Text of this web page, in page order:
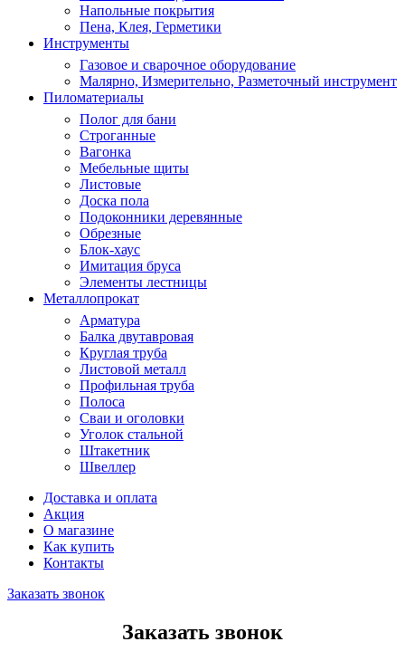
Напольные покрытия
Пена, Клея, Герметики
Инструменты
Газовое и сварочное оборудование
Малярно, Измерительно, Разметочный инструмент
Пиломатериалы
Полог для бани
Строганные
Вагонка
Мебельные щиты
Листовые
Доска пола
Подоконники деревянные
Обрезные
Блок-хаус
Имитация бруса
Элементы лестницы
Металлопрокат
Арматура
Балка двутавровая
Круглая труба
Листовой металл
Профильная труба
Полоса
Сваи и оголовки
Уголок стальной
Штакетник
Швеллер
Доставка и оплата
Акция
О магазине
Как купить
Контакты
Заказать звонок
Заказать звонок